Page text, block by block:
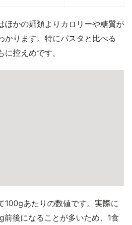
ほかの麺類よりカロリーや糖質が
かります。特にパスタと比べる
控えめです。
100gあたりの数値です。実際に
後になることが多いため、1食